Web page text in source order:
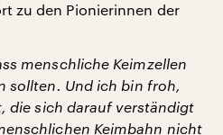
zu den Pionierinnen der
menschliche Keimzellen
sollten. Und ich bin froh,
die sich darauf verständigt
Keimbahn nicht